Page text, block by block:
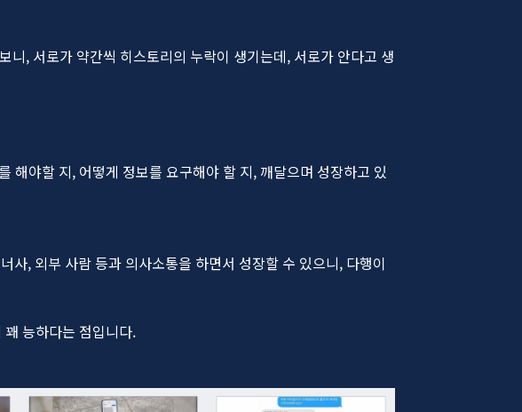
, 서로가 약간씩 히스토리의 누락이 생기는데, 서로가 안다고 생
해야할 지, 어떻게 정보를 요구해야 할 지, 깨달으며 성장하고 있
사, 외부 사람 등과 의사소통을 하면서 성장할 수 있으니, 다행이
능하다는 점입니다.